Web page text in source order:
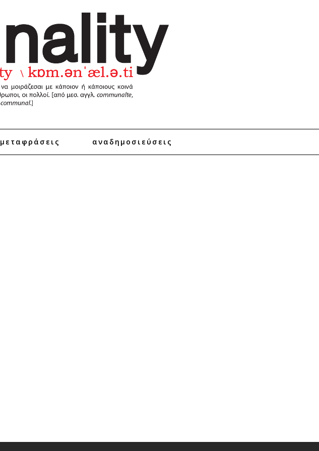
μεταφράσεις αναδημοσιεύσεις